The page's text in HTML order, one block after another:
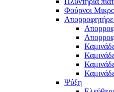
Φούρνοι
Ψύξη